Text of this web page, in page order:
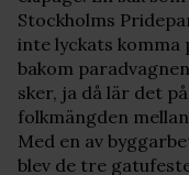
Stockholms
inte lyckats
bakom
sker, ja då lär det
folkmängden
Med en av
blev de tre